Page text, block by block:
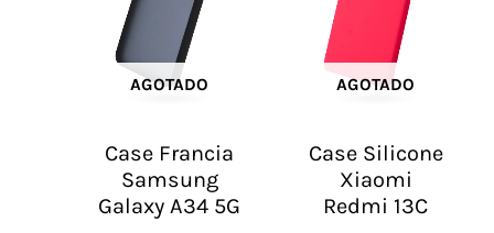
AGOTADO
Case Francia
Samsung
Galaxy A34 5G
AGOTADO
Case Silicone
Xiaomi
Redmi 13C